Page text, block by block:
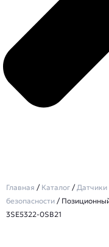
Главная / Каталог /
безопасности /
3SE5322-0SB21